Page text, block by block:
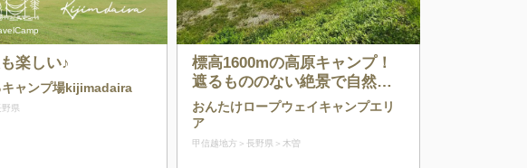
楽しい♪
キャンプ場kijimadaira
野県
標高1600mの高原キャンプ！
遮るもののない絶景で自然を
満喫♪
おんたけロープウェイキャンプエリ
ア
甲信越地方 長野県 木曽